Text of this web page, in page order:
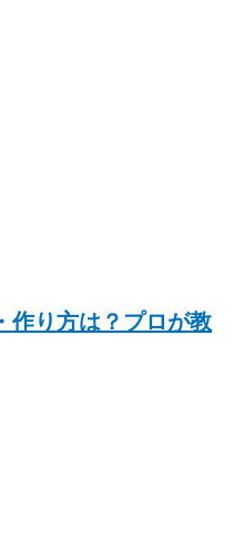
作り方は？プロが教